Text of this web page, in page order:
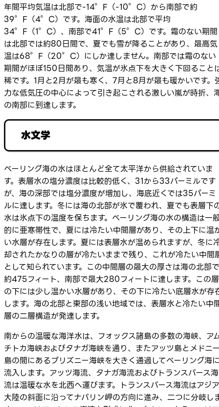
年間平均気温は北部で-14°F（-10°C）から南部で約
39°F（4°C）です。海面の水温は北部で平均
34°F（1°C）、南部で41°F（5°C）です。霜のない期間
は北部では約80日間で、夏でも雪が降ることがあり、最高気
温は68°F（20°C）にしか達しません。南部では霜のない
期間がほぼ150日間あり、気温が氷点下を大きく下回ること
稀です。1月と2月が最も寒く、7月と8月が最も暖かいです。
力な低気圧の中心によって引き起こされる激しい嵐が時折、
の南部に到達します。
水文学
ベーリング海の水はほとんど全て太平洋から供給されていま
す。表層水の塩分濃度は比較的低く、31から33パーミルです
が、海の深部では塩分濃度が増加し、海底近くでは35パーミ
ルに達します。冬には海の北部が氷で覆われ、夏でも表層下
水は氷点下の温度を保ちます。ベーリング海の水の構造は一
的に亜寒帯性で、夏には冷たい中間層があり、その上下に温
い水層が存在します。夏には表層水が温められますが、冬に
却されたかなりの層が冷たいままで残り、これが冷たい中間
として知られています。この中間層の最大の厚さは海の北部で
約475フィート、南部で最大280フィートに達します。この層
の下には少し温かい水層があり、その下に冷たい底層水が存
します。海の北部と東部の浅い地域では、表層水と冷たい中
層の二層構造が発達します。
南からの温暖な海洋水は、フォックス諸島の多数の海峡、ア
チトカ海峡およびタナガ海峡を通り、またアッツ島とメドニ
島の間にあるブリズニー海峡を大きく通過してベーリング海
流入します。アッツ海流、タナガ海流およびトランスバース海
流は温暖な水を北西へ運びます。トランスバース海流はアジア
大陸の斜面に沿ってナバリン岬の方向に進み、二つに分岐し